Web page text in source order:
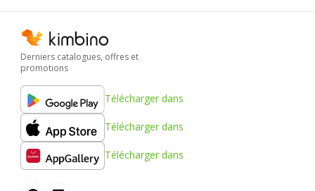
Derniers catalogues, offres et
promotions
Télécharger dans
Télécharger dans
Télécharger dans